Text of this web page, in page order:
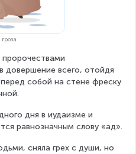
довершение всего, отойдя
собой на стене фреску
дня в иудаизме и
равнозначным слову «ад».
сняла грех с души, но